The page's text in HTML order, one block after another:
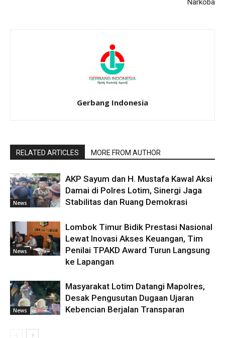
Gerbang Indonesia
RELATED ARTICLES MORE FROM AUTHOR
News
AKP Sayum dan H. Mustafa Kawal Aksi
Damai di Polres Lotim, Sinergi Jaga
Stabilitas dan Ruang Demokrasi
News
Lombok Timur Bidik Prestasi Nasional
Lewat Inovasi Akses Keuangan, Tim
Penilai TPAKD Award Turun Langsung
ke Lapangan
News
Masyarakat Lotim Datangi Mapolres,
Desak Pengusutan Dugaan Ujaran
Kebencian Berjalan Transparan